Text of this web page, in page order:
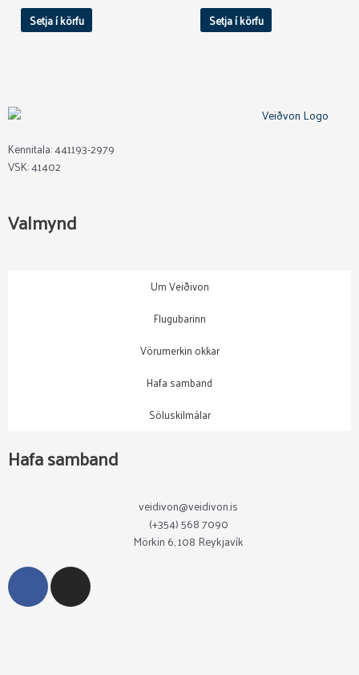
Setja í körfu Setja í körfu
Kennitala: 441193-2979
VSK: 41402
Valmynd
Um Veiðivon
Flugubarinn
Vörumerkin okkar
Hafa samband
Söluskilmálar
Hafa samband
veidivon@veidivon.is
(+354) 568 7090
Mörkin 6, 108 Reykjavík
F
a
c
I
n
s